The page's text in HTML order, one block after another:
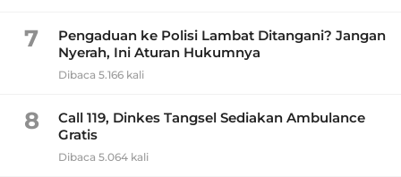
7
Pengaduan ke Polisi Lambat Ditangani? Jangan
Nyerah, Ini Aturan Hukumnya
Dibaca 5.166 kali
8
Call 119, Dinkes Tangsel Sediakan Ambulance
Gratis
Dibaca 5.064 kali